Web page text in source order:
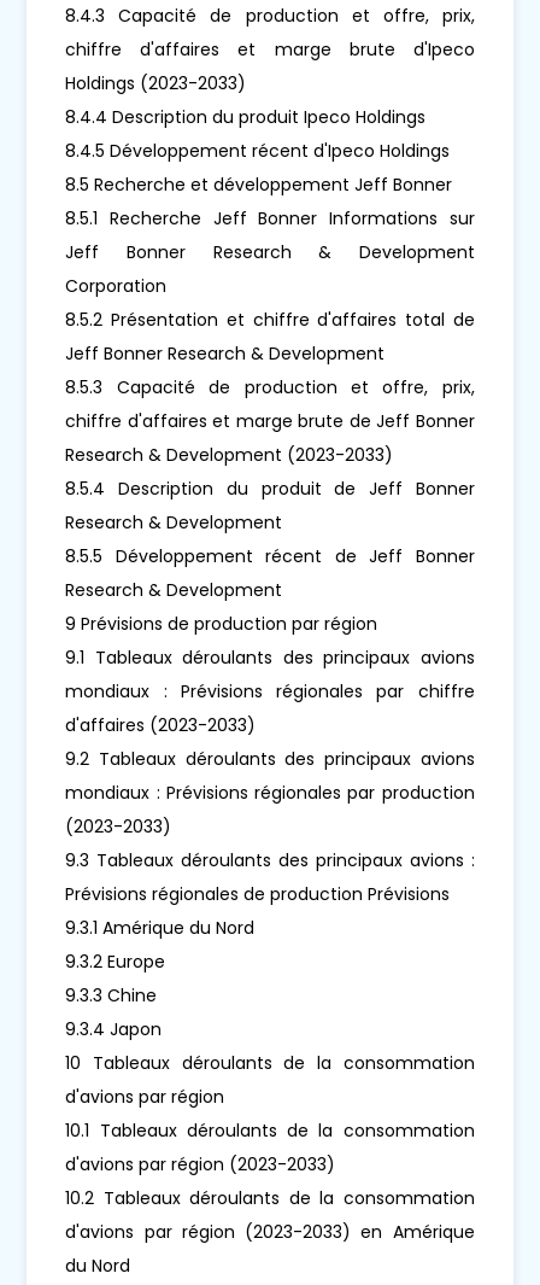
8.4.3 Capacité de production et offre, prix,
chiffre d'affaires et marge brute d'Ipeco
Holdings (2023-2033)
8.4.4 Description du produit Ipeco Holdings
8.4.5 Développement récent d'Ipeco Holdings
8.5 Recherche et développement Jeff Bonner
8.5.1 Recherche Jeff Bonner Informations sur
Jeff Bonner Research & Development
Corporation
8.5.2 Présentation et chiffre d'affaires total de
Jeff Bonner Research & Development
8.5.3 Capacité de production et offre, prix,
chiffre d'affaires et marge brute de Jeff Bonner
Research & Development (2023-2033)
8.5.4 Description du produit de Jeff Bonner
Research & Development
8.5.5 Développement récent de Jeff Bonner
Research & Development
9 Prévisions de production par région
9.1 Tableaux déroulants des principaux avions
mondiaux : Prévisions régionales par chiffre
d'affaires (2023-2033)
9.2 Tableaux déroulants des principaux avions
mondiaux : Prévisions régionales par production
(2023-2033)
9.3 Tableaux déroulants des principaux avions :
Prévisions régionales de production Prévisions
9.3.1 Amérique du Nord
9.3.2 Europe
9.3.3 Chine
9.3.4 Japon
10 Tableaux déroulants de la consommation
d'avions par région
10.1 Tableaux déroulants de la consommation
d'avions par région (2023-2033)
10.2 Tableaux déroulants de la consommation
d'avions par région (2023-2033) en Amérique
du Nord